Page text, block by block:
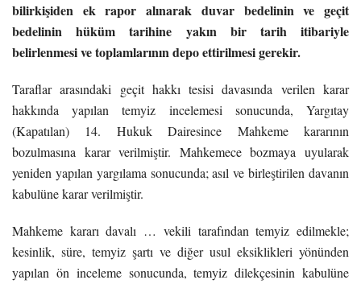
bilirkişiden ek rapor alınarak duvar bedelinin ve geçit
bedelinin hüküm tarihine yakın bir tarih itibariyle
belirlenmesi ve toplamlarının depo ettirilmesi gerekir.
Taraflar arasındaki geçit hakkı tesisi davasında verilen karar
hakkında yapılan temyiz incelemesi sonucunda, Yargıtay
(Kapatılan) 14. Hukuk Dairesince Mahkeme kararının
bozulmasına karar verilmiştir. Mahkemece bozmaya uyularak
yeniden yapılan yargılama sonucunda; asıl ve birleştirilen davanın
kabulüne karar verilmiştir.
Mahkeme kararı davalı … vekili tarafından temyiz edilmekle;
kesinlik, süre, temyiz şartı ve diğer usul eksiklikleri yönünden
yapılan ön inceleme sonucunda, temyiz dilekçesinin kabulüne